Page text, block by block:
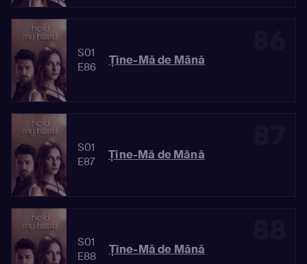
S01
E86
Ține-Mă de Mână
S01
E87
Ține-Mă de Mână
S01
E88
Ține-Mă de Mână